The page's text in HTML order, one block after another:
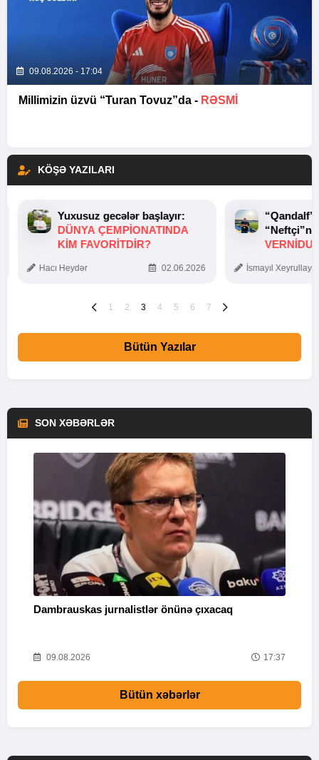
09.08.2026 - 17:04
Millimizin üzvü “Turan Tovuz”da - RƏSMİ
KÖŞƏ YAZILARI
Yuxusuz gecələr başlayır:
DÜNYA ÇEMPIONATINDA
KIM FAVORITDIR?
Hacı Heydər 02.06.2026 İsmayıl
1 2 3 4 5 6 7
Bütün Yazılar
SON XƏBƏRLƏR
Dambrauskas jurnalistlər önünə çıxacaq
09.08.2026 17:37
Bütün xəbərlər